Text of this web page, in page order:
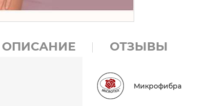
ОПИСАНИЕ ОТЗЫВЫ
Микрофибра